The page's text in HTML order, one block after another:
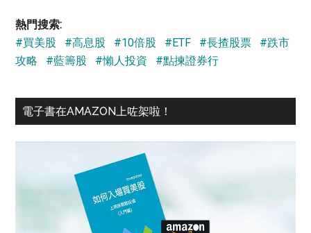
...
熱門搜索:
#買美股
#高息股 #10倍股 #ETF #長揸股票
#跌市
攻略
#藍籌股 #懶人投資 #點揀證券行
電子書在AMAZON上咗架啦！